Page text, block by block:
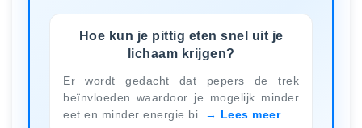
Hoe kun je pittig eten snel uit je
lichaam krijgen?
Er wordt gedacht dat pepers de trek
beïnvloeden waardoor je mogelijk minder
eet en minder energie bi
Lees meer